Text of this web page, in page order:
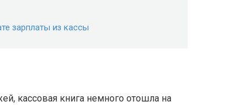
зарплаты из кассы
кассовая книга немного отошла на